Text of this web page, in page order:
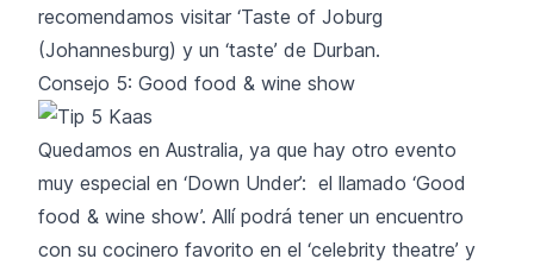
recomendamos visitar ‘Taste of Joburg
(Johannesburg) y un ‘taste’ de Durban.
Consejo 5: Good food & wine show
Quedamos en Australia, ya que hay otro evento
muy especial en ‘Down Under’: el llamado ‘Good
food & wine show’. Allí podrá tener un encuentro
con su cocinero favorito en el ‘celebrity theatre’ y